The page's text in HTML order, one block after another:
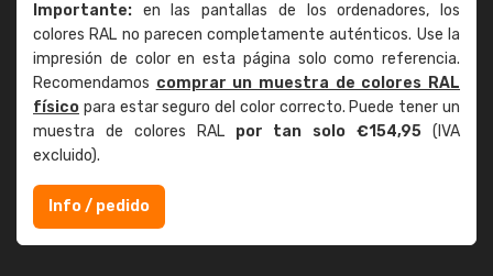
Importante: en las pantallas de los ordenadores, los
colores RAL no parecen completamente auténticos. Use la
impresión de color en esta página solo como referencia.
Recomendamos comprar un muestra de colores RAL
físico para estar seguro del color correcto. Puede tener un
muestra de colores RAL por tan solo €154,95 (IVA
excluido).
Info / pedido